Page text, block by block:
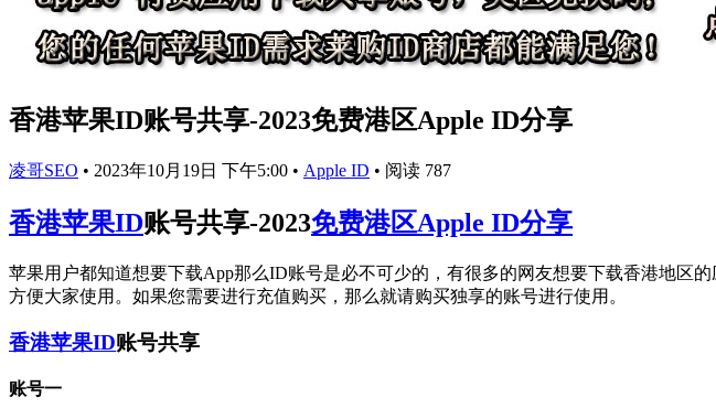
香港苹果ID账号共享-2023免费港区Apple ID分享
凌哥SEO • 2023年10月19日 下午5:00 • Apple ID • 阅读 787
香港苹果ID账号共享-2023免费港区Apple ID分享
苹果用户都知道想要下载App那么ID账号是必不可少的，有很多的网友想要下载香港地区
方便大家使用。如果您需要进行充值购买，那么就请购买独享的账号进行使用。
香港苹果ID账号共享
账号一